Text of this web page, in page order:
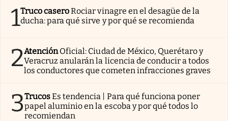
1Truco caseroRociar vinagre en el desagüe de la
ducha: para qué sirve y por qué se recomienda
2AtenciónOficial: Ciudad de México, Querétaro y
Veracruz anularán la licencia de conducir a todos
los conductores que cometen infracciones graves
3TrucosEs tendencia | Para qué funciona poner
papel aluminio en la escoba y por qué todos lo
recomiendan